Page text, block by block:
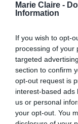
Marie Claire -
Information
If you wish to opt-
processing of your
targeted
section to confirm
opt-out request is
interest-based ads
us or personal
your opt-out. You